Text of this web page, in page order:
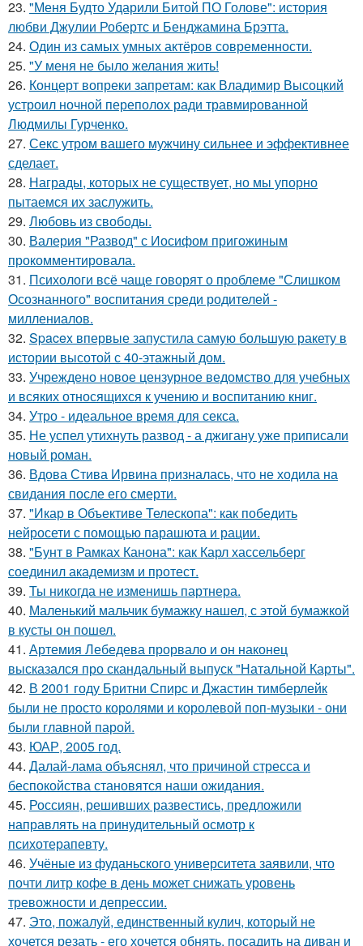
23. "Меня Будто Ударили Битой ПО Голове": история
любви Джулии Робертс и Бенджамина Брэтта.
24. Один из самых умных актёров современности.
25. "У меня не было желания жить!
26. Концерт вопреки запретам: как Владимир Высоцкий
устроил ночной переполох ради травмированной
Людмилы Гурченко.
27. Секс утром вашего мужчину сильнее и эффективнее
сделает.
28. Награды, которых не существует, но мы упорно
пытаемся их заслужить.
29. Любовь из свободы.
30. Валерия "Развод" с Иосифом пригожиным
прокомментировала.
31. Психологи всё чаще говорят о проблеме "Слишком
Осознанного" воспитания среди родителей -
миллениалов.
32. Spacex впервые запустила самую большую ракету в
истории высотой с 40-этажный дом.
33. Учреждено новое цензурное ведомство для учебных
и всяких относящихся к учению и воспитанию книг.
34. Утро - идеальное время для секса.
35. Не успел утихнуть развод - а джигану уже приписали
новый роман.
36. Вдова Стива Ирвина призналась, что не ходила на
свидания после его смерти.
37. "Икар в Объективе Телескопа": как победить
нейросети с помощью парашюта и рации.
38. "Бунт в Рамках Канона": как Карл хассельберг
соединил академизм и протест.
39. Ты никогда не изменишь партнера.
40. Маленький мальчик бумажку нашел, с этой бумажкой
в кусты он пошел.
41. Артемия Лебедева прорвало и он наконец
высказался про скандальный выпуск "Натальной Карты".
42. В 2001 году Бритни Спирс и Джастин тимберлейк
были не просто королями и королевой поп-музыки - они
были главной парой.
43. ЮАР, 2005 год.
44. Далай-лама объяснял, что причиной стресса и
беспокойства становятся наши ожидания.
45. Россиян, решивших развестись, предложили
направлять на принудительный осмотр к
психотерапевту.
46. Учёные из фуданьского университета заявили, что
почти литр кофе в день может снижать уровень
тревожности и депрессии.
47. Это, пожалуй, единственный кулич, который не
хочется резать - его хочется обнять, посадить на диван и